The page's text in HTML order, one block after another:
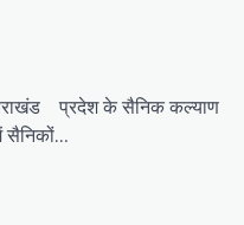
प्रदेश के सैनिक कल्याण
सैनिकों…